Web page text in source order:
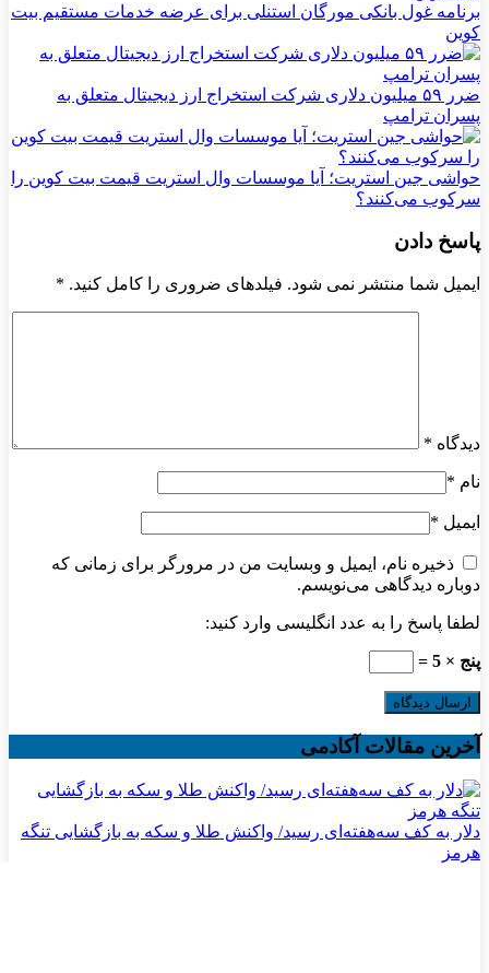
برنامه غول بانکی مورگان استنلی برای عرضه خدمات مستقیم بیت
کوین
ضرر ۵۹ میلیون دلاری شرکت استخراج ارز دیجیتال متعلق به
پسران ترامپ
حواشی جین استریت؛ آیا موسسات وال استریت قیمت بیت کوین را
سرکوب می‌کنند؟
پاسخ دادن
ایمیل شما منتشر نمی شود. فیلدهای ضروری را کامل کنید. *
دیدگاه *
نام *
ایمیل *
ذخیره نام، ایمیل و وبسایت من در مرورگر برای زمانی که
دوباره دیدگاهی می‌نویسم.
لطفا پاسخ را به عدد انگلیسی وارد کنید:
پنج × 5 =
آخرین مقالات آکادمی
دلار به کف سه‌هفته‌ای رسید/ واکنش طلا و سکه به بازگشایی تنگه
هرمز